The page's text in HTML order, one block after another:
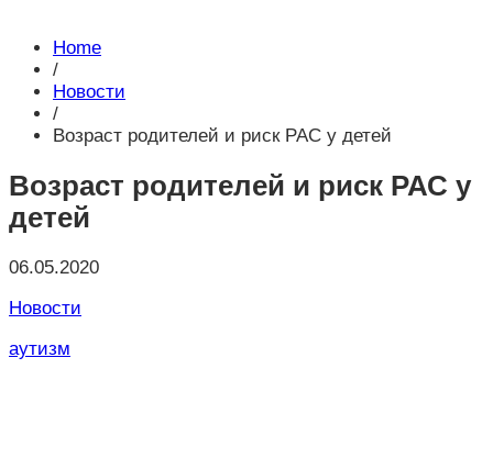
Home
/
Новости
/
Возраст родителей и риск РАС у детей
Возраст родителей и риск РАС у
детей
06.05.2020
Новости
аутизм